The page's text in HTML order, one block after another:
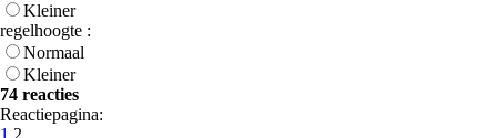
Kleiner
regelhoogte :
Normaal
Kleiner
74 reacties
Reactiepagina:
1 2